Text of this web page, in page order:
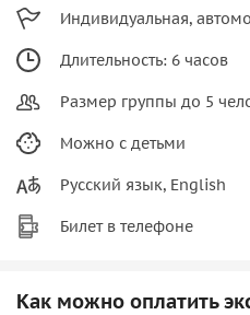
Индивидуальная,
Длительность: 6 часов
Размер группы до 5
Можно с детьми
Русский язык, English
Билет в телефоне
Как можно оплатить